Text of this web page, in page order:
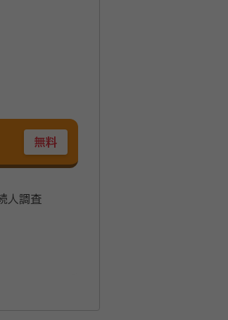
無料
人調査